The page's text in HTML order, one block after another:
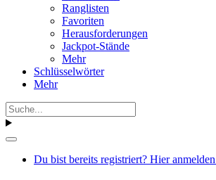
Ranglisten
Favoriten
Herausforderungen
Jackpot-Stände
Mehr
Schlüsselwörter
Mehr
Du bist bereits registriert? Hier anmelden